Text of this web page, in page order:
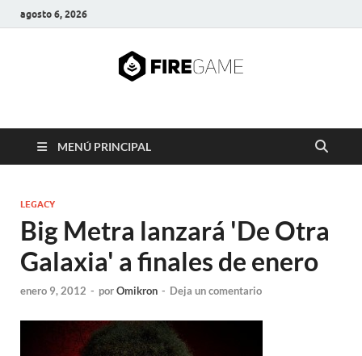
agosto 6, 2026
FIRE GAME
MENÚ PRINCIPAL
LEGACY
Big Metra lanzará 'De Otra
Galaxia' a finales de enero
enero 9, 2012 - porOmikron - Deja un comentario